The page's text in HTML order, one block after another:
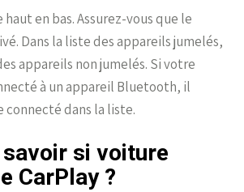
haut en bas. Assurez-vous que le
Dans la liste des appareils jumelés,
appareils non jumelés. Si votre
à un appareil Bluetooth, il
connecté dans la liste.
si voiture
CarPlay ?